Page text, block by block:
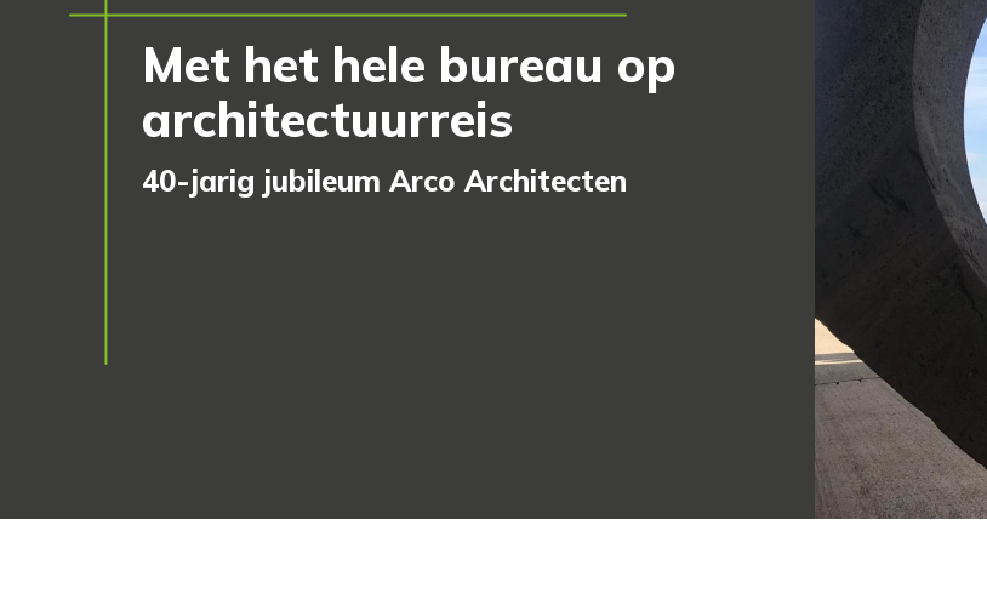
Met het hele bureau op
architectuurreis
40-jarig jubileum Arco Architecten